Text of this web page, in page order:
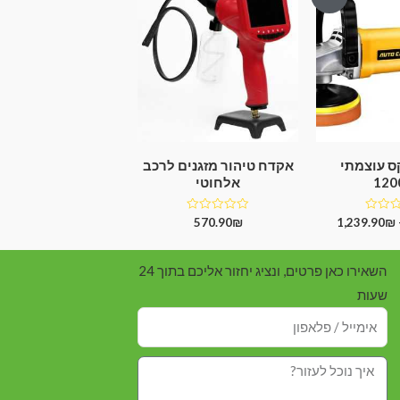
עוצמתי
1,239.90₪
אקדח טיהור מזגנים לרכב
אלחוטי
דורג
5
570.90₪
השאירו כאן פרטים, ונציג יחזור אליכם בתוך 24
שעות